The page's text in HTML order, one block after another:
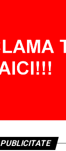
PUBLICITATE